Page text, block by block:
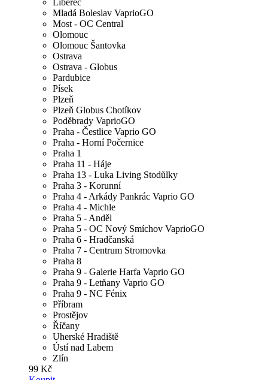
Liberec
Mladá Boleslav VaprioGO
Most - OC Central
Olomouc
Olomouc Šantovka
Ostrava
Ostrava - Globus
Pardubice
Písek
Plzeň
Plzeň Globus Chotíkov
Poděbrady VaprioGO
Praha - Čestlice Vaprio GO
Praha - Horní Počernice
Praha 1
Praha 11 - Háje
Praha 13 - Luka Living Stodůlky
Praha 3 - Korunní
Praha 4 - Arkády Pankrác Vaprio GO
Praha 4 - Michle
Praha 5 - Anděl
Praha 5 - OC Nový Smíchov VaprioGO
Praha 6 - Hradčanská
Praha 7 - Centrum Stromovka
Praha 8
Praha 9 - Galerie Harfa Vaprio GO
Praha 9 - Letňany Vaprio GO
Praha 9 - NC Fénix
Příbram
Prostějov
Říčany
Uherské Hradiště
Ústí nad Labem
Zlín
99 Kč